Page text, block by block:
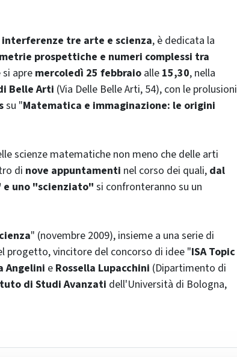
interferenze tre arte e scienza, è dedicata la
prospettiche e numeri complessi tra
apremercoledì 25 febbraio alle 15,30, nella
Belle Arti (Via Delle Belle Arti, 54), con le prolusioni
su "Matematica e immaginazione: le origini
scienze matematiche non meno che delle arti
di nove appuntamenti nel corso dei quali, dal
uno "scienziato"si confronteranno su un
" (novembre 2009), insieme a una serie di
progetto, vincitore del concorso di idee "ISA Topic
Angelini e Rossella Lupacchini (Dipartimento di
di Studi Avanzati dell'Università di Bologna,